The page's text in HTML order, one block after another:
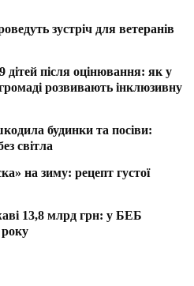
зустріч для ветеранів
дітей після оцінювання: як у
розвивають інклюзивну
будинки та посіви:
світла
на зиму: рецепт густої
13,8 млрд грн: у БЕБ
року